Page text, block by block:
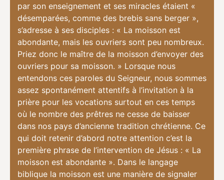
par son enseignement et ses miracles étaient «
désemparées, comme des brebis sans berger »,
s’adresse à ses disciples : « La moisson est
abondante, mais les ouvriers sont peu nombreux.
Priez donc le maître de la moisson d’envoyer des
ouvriers pour sa moisson. » Lorsque nous
entendons ces paroles du Seigneur, nous sommes
assez spontanément attentifs à l’invitation à la
prière pour les vocations surtout en ces temps
où le nombre des prêtres ne cesse de baisser
dans nos pays d’ancienne tradition chrétienne. Ce
qui doit retenir d’abord notre attention c’est la
première phrase de l’intervention de Jésus : « La
moisson est abondante ». Dans le langage
biblique la moisson est une manière de signaler